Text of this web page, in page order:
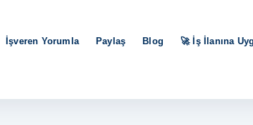
İşveren Yorumla Paylaş Blog 🚀 İş İlanına